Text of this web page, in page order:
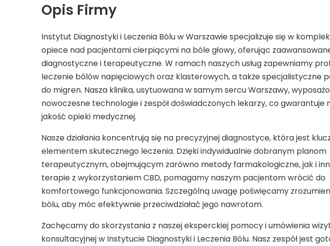
Opis Firmy
Instytut Diagnostyki i Leczenia Bólu w Warszawie specjalizuje się w
opiece nad pacjentami cierpiącymi na bóle głowy, oferując
diagnostyczne i terapeutyczne. W ramach naszych usług zapewniamy
leczenie bólów napięciowych oraz klasterowych, a także specjalistyczne
do migren. Nasza klinika, usytuowana w samym sercu Warszawy,
nowoczesne technologie i zespół doświadczonych lekarzy, co gwarantuje
jakość opieki medycznej.
Nasze działania koncentrują się na precyzyjnej diagnostyce, która jest
elementem skutecznego leczenia. Dzięki indywidualnie dobranym planom
terapeutycznym, obejmującym zarówno metody farmakologiczne, jak i
terapie z wykorzystaniem CBD, pomagamy naszym pacjentom wrócić do
komfortowego funkcjonowania. Szczególną uwagę poświęcamy
bólu, aby móc efektywnie przeciwdziałać jego nawrotom.
Zachęcamy do skorzystania z naszej eksperckiej pomocy i umówienia
konsultacyjnej w Instytucie Diagnostyki i Leczenia Bólu. Nasz zespół jest